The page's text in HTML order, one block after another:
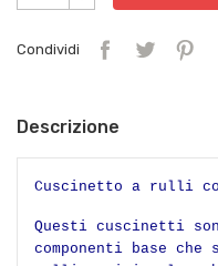
Condividi
Descrizione
Cuscinetto a rulli
Questi cuscinetti
componenti base